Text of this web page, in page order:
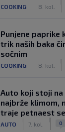
COOKING 8. kol.
Punjene paprike
trik naših baka
sočnim
COOKING 8. kol.
Auto koji stoji na
najbrže klimom,
traje petnaest
AUTO 7. kol. 0